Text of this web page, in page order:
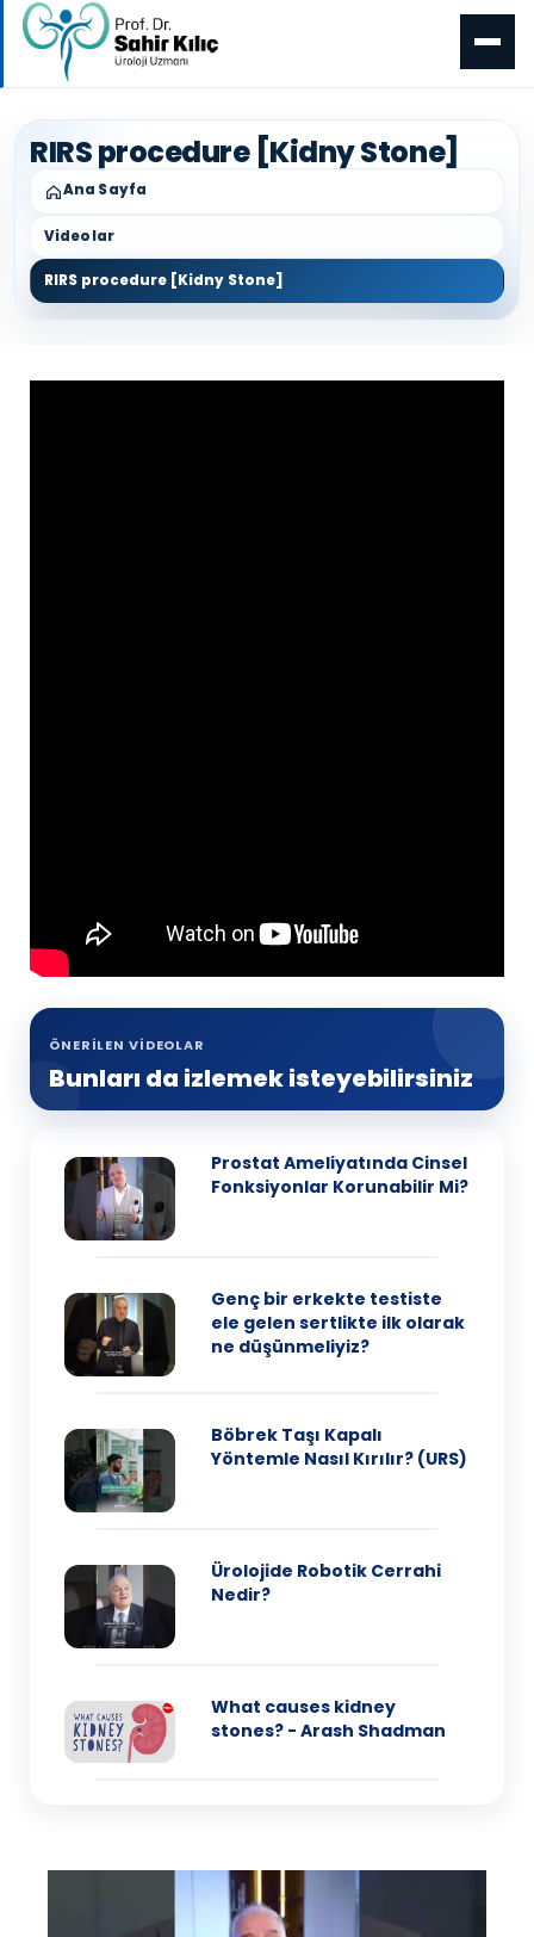
RIRS procedure [Kidny Stone]
Ana Sayfa
Videolar
RIRS procedure [Kidny Stone]
ÖNERILEN VIDEOLAR
Bunları da izlemek isteyebilirsiniz
Prostat Ameliyatında Cinsel
Fonksiyonlar Korunabilir Mi?
Genç bir erkekte testiste
ele gelen sertlikte ilk olarak
ne düşünmeliyiz?
Böbrek Taşı Kapalı
Yöntemle Nasıl Kırılır? (URS)
Ürolojide Robotik Cerrahi
Nedir?
What causes kidney
stones? - Arash Shadman